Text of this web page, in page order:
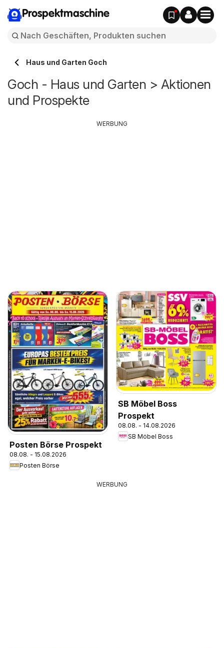
Prospektmaschine
Haus und Garten Goch
Goch - Haus und Garten > Aktionen
und Prospekte
Posten Börse Prospekt
08.08. - 15.08.2026
Posten Börse
SB Möbel Boss
Prospekt
08.08. - 14.08.2026
SB Möbel Boss
WERBUNG
WERBUNG